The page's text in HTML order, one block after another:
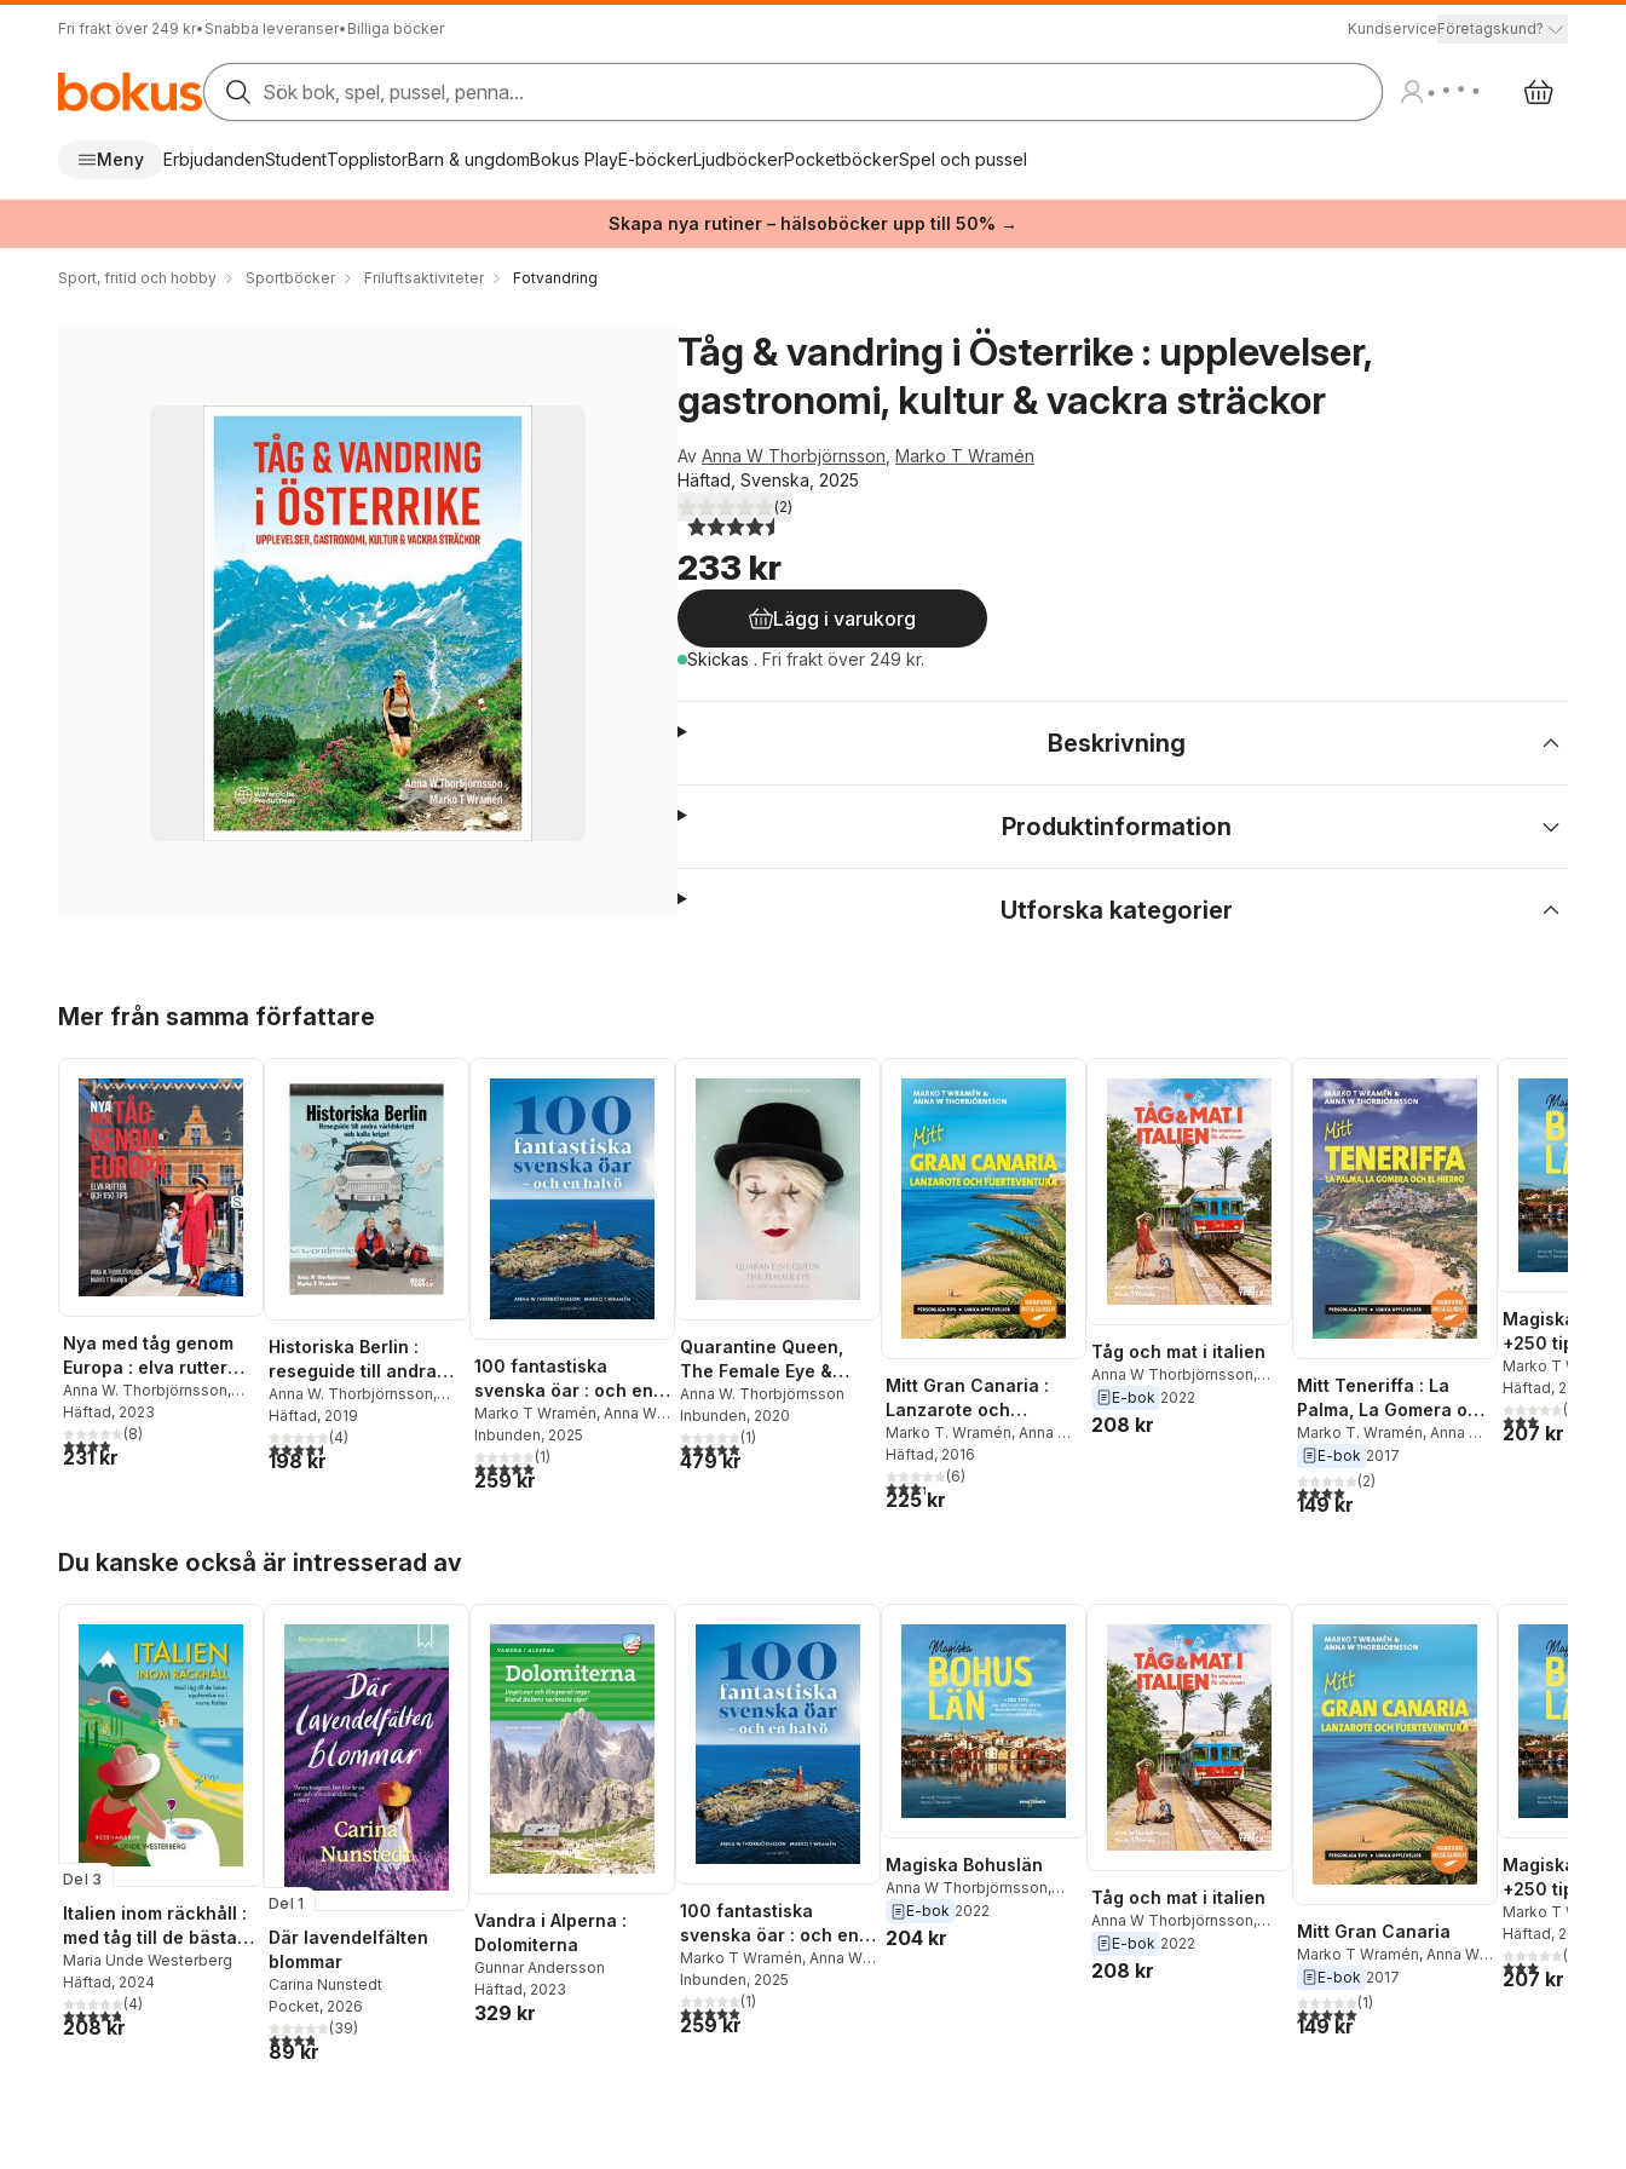
Fri frakt över 249 kr• Snabba leveranser• Billiga böcker KundserviceFöretagskund?
Sök bok, spel, pussel, penna...
Meny ErbjudandenStudentTopplistorBarn & ungdomBokus PlayE-böckerLjudböckerPocketböckerSpel och pussel
Skapa nya rutiner – hälsoböcker upp till 50% →
Sport, fritid och hobby Sportböcker Friluftsaktiviteter Fotvandring
Tåg & vandring i Österrike : upplevelser,
gastronomi, kultur & vackra sträckor
Av Anna W Thorbjörnsson Marko T Wramén
Häftad, Svenska, 2025
4,5utav 5 stjärnor. Totalt antal röster:
(2)
233 kr
Lägg i varukorg
Skickas . Fri frakt över 249 kr.
Beskrivning
Produktinformation
Utforska kategorier
Mer från samma författare
Nya med tåg genom
Europa : elva rutter
och 650 tips
Anna W. Thorbjörnsson,
Marko T. Wramén
Häftad, 2023
3,9utav 5 stjärnor. Totalt antal röster:
(8)
231 kr
Historiska Berlin :
reseguide till andra
världskriget och kalla
kriget
Anna W. Thorbjörnsson,
Marko T. Wramén
Häftad, 2019
4,5utav 5 stjärnor. Totalt antal röster:
(4)
198 kr
100 fantastiska
svenska öar : och en
halvö
Marko T Wramén, Anna W
Thorbjörnsson
Inbunden, 2025
5,0utav 5 stjärnor. Totalt antal röster:
(1)
259 kr
Quarantine Queen,
The Female Eye &
other fabulous people
Anna W. Thorbjörnsson
Inbunden, 2020
5,0utav 5 stjärnor. Totalt antal röster:
(1)
479 kr
Mitt Gran Canaria :
Lanzarote och
Fuerteventura
Marko T. Wramén, Anna W.
Thorbjörnsson
Häftad, 2016
3,3utav 5 stjärnor. Totalt antal röster:
(6)
225 kr
Tåg och mat i italien
Anna W Thorbjörnsson,
Marko T Wramén
E-bok 2022
208 kr
Mitt Teneriffa : La
Palma, La Gomera och
El Hierro
Marko T. Wramén, Anna W,
Thorbjörnsson
E-bok 2017
4,0utav 5 stjärnor. Totalt antal röster:
(2)
149 kr
Magiska
+250 tips om
västkustens
badliv och
Marko T Wramén
Thorbjörnsson
Häftad, 2021
3,0utav 5(
207 kr
Du kanske också är intresserad av
Del 3
Italien inom räckhåll :
med tåg till de bästa
upplevelserna i norra
Italien
Maria Unde Westerberg
Häftad, 2024
4,8utav 5 stjärnor. Totalt antal röster:
(4)
208 kr
Del 1
Där lavendelfälten
blommar
Carina Nunstedt
Pocket, 2026
3,8utav 5 stjärnor. Totalt antal röster:
(39)
89 kr
Vandra i Alperna :
Dolomiterna
Gunnar Andersson
Häftad, 2023
329 kr
100 fantastiska
svenska öar : och en
halvö
Marko T Wramén, Anna W
Thorbjörnsson
Inbunden, 2025
5,0utav 5 stjärnor. Totalt antal röster:
(1)
259 kr
Magiska Bohuslän
Anna W Thorbjörnsson,
Marko T Wramén
E-bok 2022
204 kr
Tåg och mat i italien
Anna W Thorbjörnsson,
Marko T Wramén
E-bok 2022
208 kr
Mitt Gran Canaria
Marko T Wramén, Anna W
Thorbjörnsson
E-bok 2017
5,0utav 5 stjärnor. Totalt antal röster:
(1)
149 kr
Magiska
+250 tips om
västkustens
badliv och
Marko T Wramén
Thorbjörnsson
Häftad, 2021
3,0utav 5(
207 kr